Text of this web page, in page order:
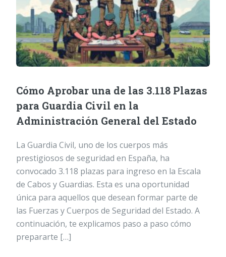
Cómo Aprobar una de las 3.118 Plazas
para Guardia Civil en la
Administración General del Estado
La Guardia Civil, uno de los cuerpos más
prestigiosos de seguridad en España, ha
convocado 3.118 plazas para ingreso en la Escala
de Cabos y Guardias. Esta es una oportunidad
única para aquellos que desean formar parte de
las Fuerzas y Cuerpos de Seguridad del Estado. A
continuación, te explicamos paso a paso cómo
prepararte […]